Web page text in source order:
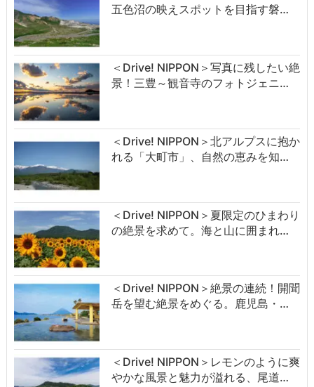
五色沼の映えスポットを目指す磐…
＜Drive! NIPPON＞写真に残したい絶
景！三豊～観音寺のフォトジェニ…
＜Drive! NIPPON＞北アルプスに抱か
れる「大町市」、自然の恵みを知…
＜Drive! NIPPON＞夏限定のひまわり
の絶景を求めて。海と山に囲まれ…
＜Drive! NIPPON＞絶景の連続！開聞
岳を望む絶景をめぐる。鹿児島・…
＜Drive! NIPPON＞レモンのように爽
やかな風景と魅力が溢れる、尾道…